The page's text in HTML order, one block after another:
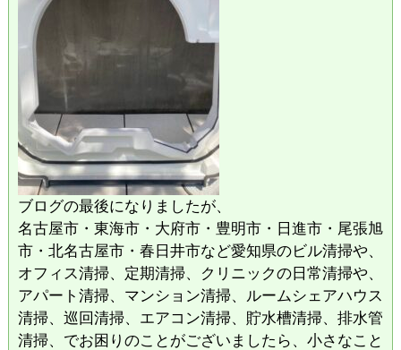
ブログの最後になりましたが、
名古屋市・東海市・大府市・豊明市・日進市・尾張旭
市・北名古屋市・春日井市など愛知県のビル清掃や、
オフィス清掃、定期清掃、クリニックの日常清掃や、
アパート清掃、マンション清掃、ルームシェアハウス
清掃、巡回清掃、エアコン清掃、貯水槽清掃、排水管
清掃、でお困りのことがございましたら、小さなこと